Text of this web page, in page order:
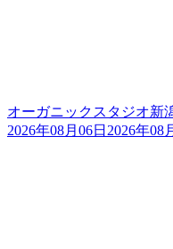
オーガニックスタジオ新
2026年08月06日 2026年08